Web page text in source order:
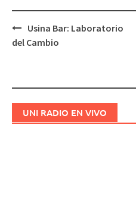
Navegación
Usina Bar: Laboratorio
del Cambio
UNI RADIO EN VIVO